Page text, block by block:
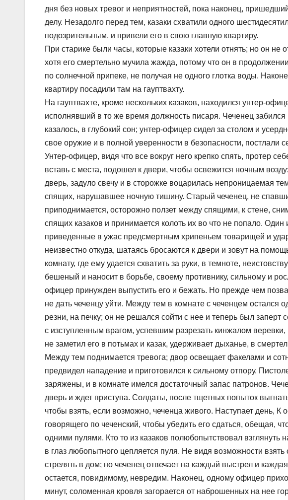
дня без новых тревог и неприятностей, пока наконец,
делу. Незадолго перед тем, казаки схватили одного
подозрительным, и привели его в свою главную квартиру.
При старике были часы, которые казаки хотели отнять; но он не
хотя его смертельно мучила жажда, потому что он в
по солнечной припеке, не получая не одного глотка воды.
квартиру посадили там на гауптвахту.
На гауптвахте, кроме нескольких казаков, находился унтер-
исполнявший в то же время должность писаря. Чеченец забился
казалось, в глубокий сон; унтер-офицер сидел за столом и
свое оружие и в полной уверенности в безопасности, постлали
Унтер-офицер, видя что все вокруг него крепко спять, протер
вставь с места, подошел к двери, чтобы освежится ночным
дверь, задуло свечу и в сторожке воцарилась непроницаемая
спящих, нарушавшее ночную тишину. Старый чеченец, не
приподнимается, осторожно ползет между спящими, к стене,
спящих казаков и принимается колоть их во что не попало. Один
приведенные в ужас предсмертным хрипеньем товарищей и
неизвестно откуда, шатаясь бросаются к двери и зовут на
комнату, где ему удается схватить за руки, в темноте,
бешеный и наносит в борьбе, своему противнику, сильному и
офицер принужден выпустить его и бежать. Но прежде чем
не дать чеченцу уйти. Между тем в комнате с чеченцем остался
резни, на печку; он не решался сойти с нее и теперь был
с изступленным врагом, успевшим разрезать кинжалом
не заметил его в потьмах и казак, удерживает дыханье, в
Между тем поднимается тревога; двор освещает факелами и
предвидел нападение и приготовился к сильному отпору.
заряжены, и в комнате имелся достаточный запас патронов.
дверь и ждет приступа. Солдаты, после тщетных попыток
чтобы взять, если возможно, чеченца живого. Наступает день, К
говорящего по чеченский, чтобы убедить его сдаться, обещая,
одними пулями. Кто то из казаков полюбопытствовал
в глаз любопытного цепляется пуля. Не видя возможности
стрелять в дом; но чеченец отвечает на каждый выстрел и
остается, повидимому, невредим. Наконец, одному офицер
минут, соломенная кровля загорается от наброшенных на нее